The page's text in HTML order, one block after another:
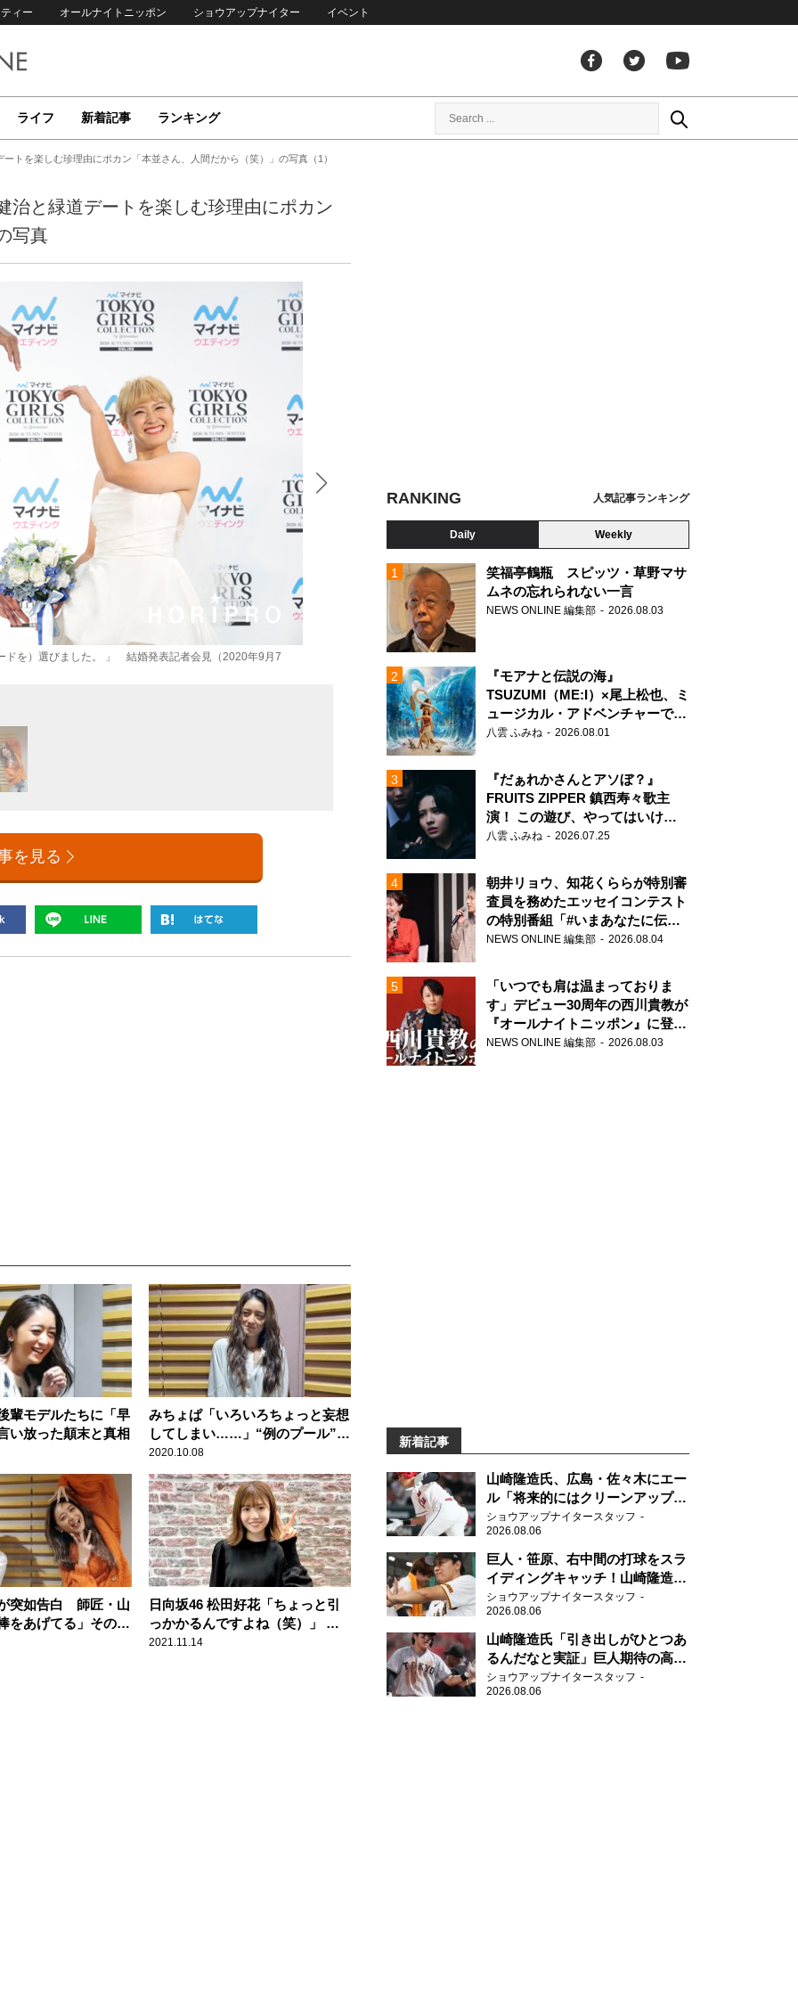
ィー オールナイトニッポン ショウアップナイター イベント
ライフ 新着記事 ランキング
トを楽しむ珍理由にポカン「本並さん、人間だから（笑）」の写真（1）
治と緑道デートを楽しむ珍理由にポカン
写真
ドを）選びました。 」 結婚発表記者会見（2020年9月7
丸山桂里奈、みちょぱ（池田美優）
を見る
輩モデルたちに「早
い放った顛末と真相
みちょぱ「いろいろちょっと妄想
してしまい……」“例のプール”で
の撮影を振り返る
2020.10.08
突如告白 師匠・山
をあげてる」その理
日向坂46 松田好花「ちょっと引
っかかるんですよね（笑）」 丸
山桂里奈からのサプライズメッセ
2021.11.14
RANKING 人気記事ランキング
Daily Weekly
笑福亭鶴瓶 スピッツ・草野マサ
ムネの忘れられない一言
NEWS ONLINE 編集部 2026.08.03
『モアナと伝説の海』
TSUZUMI（ME:I）×尾上松也、ミ
ュージカル・アドベンチャーで美
声を響かせる
八雲 ふみね 2026.08.01
『だぁれかさんとアソぼ？』
FRUITS ZIPPER 鎮西寿々歌主
演！ この遊び、やってはいけま
せん。
八雲 ふみね 2026.07.25
朝井リョウ、知花くららが特別審
査員を務めたエッセイコンテスト
の特別番組「#いまあなたに伝え
たいこと」
NEWS ONLINE 編集部 2026.08.04
「いつでも肩は温まっておりま
す」デビュー30周年の西川貴教が
『オールナイトニッポン』に登
場！
NEWS ONLINE 編集部 2026.08.03
新着記事
山崎隆造氏、広島・佐々木にエー
ル「将来的にはクリーンアップを
任せられるくらいまでは成長し
て」
ショウアップナイタースタッフ
2026.08.06
巨人・笹原、右中間の打球をスラ
イディングキャッチ！山崎隆造氏
「一歩でも遅れたら…」
ショウアップナイタースタッフ
2026.08.06
山崎隆造氏「引き出しがひとつあ
るんだなと実証」巨人期待の高卒
2年目が技あり安打
ショウアップナイタースタッフ
2026.08.06